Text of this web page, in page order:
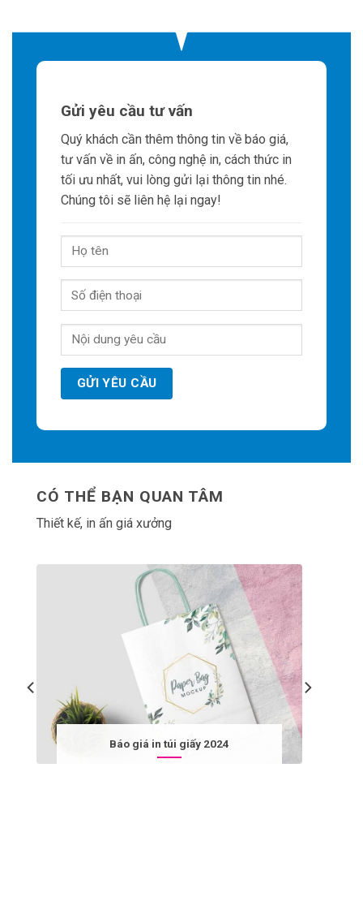
Gửi yêu cầu tư vấn
Quý khách cần thêm thông tin về báo giá,
tư vấn về in ấn, công nghệ in, cách thức in
tối ưu nhất, vui lòng gửi lại thông tin nhé.
Chúng tôi sẽ liên hệ lại ngay!
CÓ THỂ BẠN QUAN TÂM
Thiết kế, in ấn giá xưởng
Báo giá in túi giấy 2024